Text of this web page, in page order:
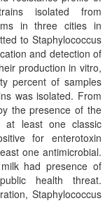
isolated from
in three cities in
to Staphylococcus
and detection of
production in vitro,
percent of samples
was isolated. From
the presence of the
at least one classic
for enterotoxin
one antimicrobial.
had presence of
health threat.
Staphylococcus